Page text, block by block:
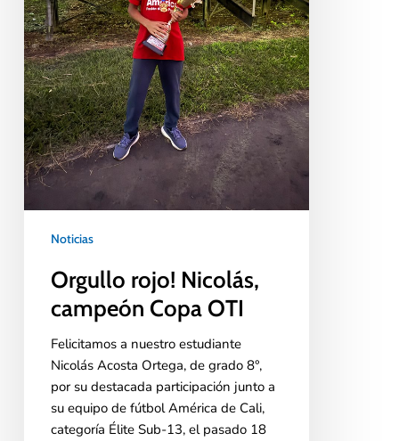
Noticias
Orgullo rojo! Nicolás,
campeón Copa OTI
Felicitamos a nuestro estudiante
Nicolás Acosta Ortega, de grado 8°,
por su destacada participación junto a
su equipo de fútbol América de Cali,
categoría Élite Sub-13, el pasado 18